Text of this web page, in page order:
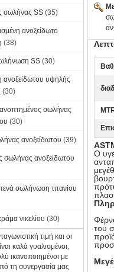
σωλήνας SS (35)
ανοξείδωτο
(38)
SS (30)
υψηλής
(30)
σωλήνας
(30)
ανοξείδωτου (39)
σωλήνας ανοξείδωτου
σωλήνωση τιτανίου
νικελίου (30)
τιμή και οι
καλά γυαλισμένοι,
ικανοποιημένοι με
τη συνεργασία μας
Ο
του